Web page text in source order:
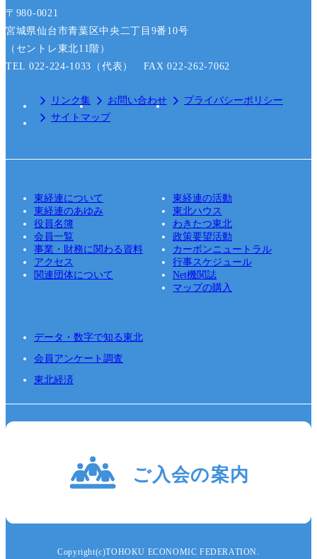
〒980-0021
宮城県仙台市青葉区中央二丁目9番10号
（セントレ東北11階）
TEL 022-224-1033（代表） FAX 022-262-7062
リンク集 お問い合わせ
プライバシーポリシー
サイトマップ
東経連について
東経連の活動
東経連のあゆみ
東北ハウス
役員名簿
わきたつ東北
会員一覧
政策要望活動
事業・財務に関わる資料
カーボンニュートラル
アクセス
行事スケジュール
関連団体について
Net機関誌
マップの購入
データ・数字で知る東北
会員アンケート調査
東北経済
Copyright(c)TOHOKU ECONOMIC FEDERATION.